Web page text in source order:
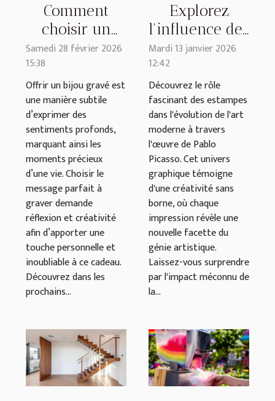
Comment
choisir un
message
parfait pour
un bijou gravé
?
Samedi 28 février 2026
15:38
Offrir un bijou gravé est
une manière subtile
d’exprimer des
sentiments profonds,
marquant ainsi les
moments précieux
d’une vie. Choisir le
message parfait à
graver demande
réflexion et créativité
afin d’apporter une
touche personnelle et
inoubliable à ce cadeau.
Découvrez dans les
prochains...
Explorez
l'influence des
estampes dans
l'art moderne
par Pablo
Picasso
Mardi 13 janvier 2026
12:42
Découvrez le rôle
fascinant des estampes
dans l'évolution de l'art
moderne à travers
l'œuvre de Pablo
Picasso. Cet univers
graphique témoigne
d'une créativité sans
borne, où chaque
impression révèle une
nouvelle facette du
génie artistique.
Laissez-vous surprendre
par l'impact méconnu de
la...